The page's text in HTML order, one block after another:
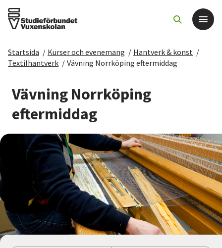
Det här gör vi
För dig som
Sök kurser och evenemang
Om SV
Starta studiecirkel
Cirkelledare
Nyheter
Startsida / Kurser och evenemang / Hantverk & konst /
Textilhantverk / Vävning Norrköping eftermiddag
Vävning Norrköping
eftermiddag